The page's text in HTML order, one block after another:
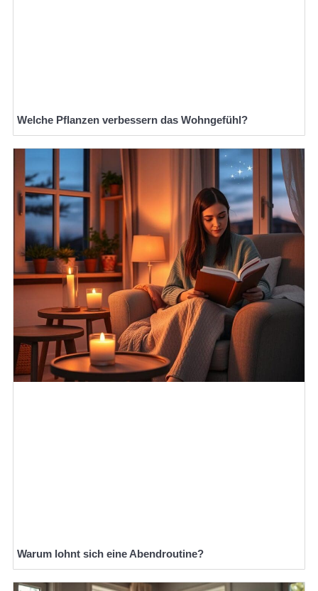
Welche Pflanzen verbessern das Wohngefühl?
Warum lohnt sich eine Abendroutine?